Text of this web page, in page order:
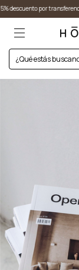
por transferencia